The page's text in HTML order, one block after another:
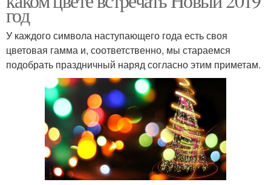
год
У каждого символа наступающего года есть своя
цветовая гамма и, соответственно, мы стараемся
подобрать праздничный наряд согласно этим приметам.